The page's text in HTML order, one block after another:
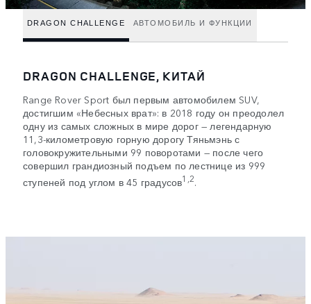
DRAGON CHALLENGE АВТОМОБИЛЬ И ФУНКЦИИ
DRAGON CHALLENGE, КИТАЙ
Range Rover Sport был первым автомобилем SUV,
достигшим «Небесных врат»: в 2018 году он преодолел
одну из самых сложных в мире дорог — легендарную
11,3-километровую горную дорогу Тяньмэнь с
головокружительными 99 поворотами — после чего
совершил грандиозный подъем по лестнице из 999
ступеней под углом в 45 градусов1,2.